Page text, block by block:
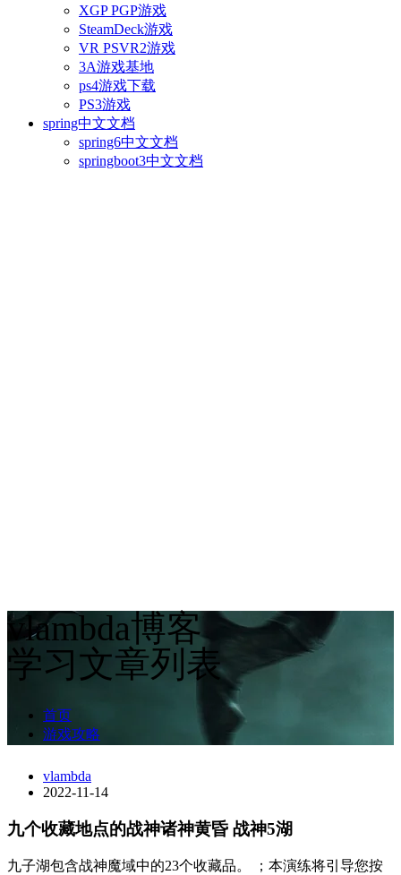
XGP PGP游戏
SteamDeck游戏
VR PSVR2游戏
3A游戏基地
ps4游戏下载
PS3游戏
spring中文文档
spring6中文文档
springboot3中文文档
vlambda博客
学习文章列表
首页
游戏攻略
vlambda
2022-11-14
九个收藏地点的战神诸神黄昏 战神5湖
九子湖包含战神魔域中的23个收藏品。 ；本演练将引导您按